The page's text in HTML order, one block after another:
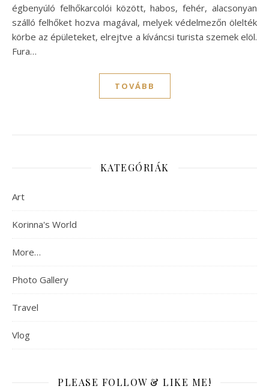
égbenyúló felhőkarcolói között, habos, fehér, alacsonyan
szálló felhőket hozva magával, melyek védelmezőn ölelték
körbe az épületeket, elrejtve a kíváncsi turista szemek elöl.
Fura…
TOVÁBB
KATEGÓRIÁK
Art
Korinna's World
More…
Photo Gallery
Travel
Vlog
PLEASE FOLLOW & LIKE ME!